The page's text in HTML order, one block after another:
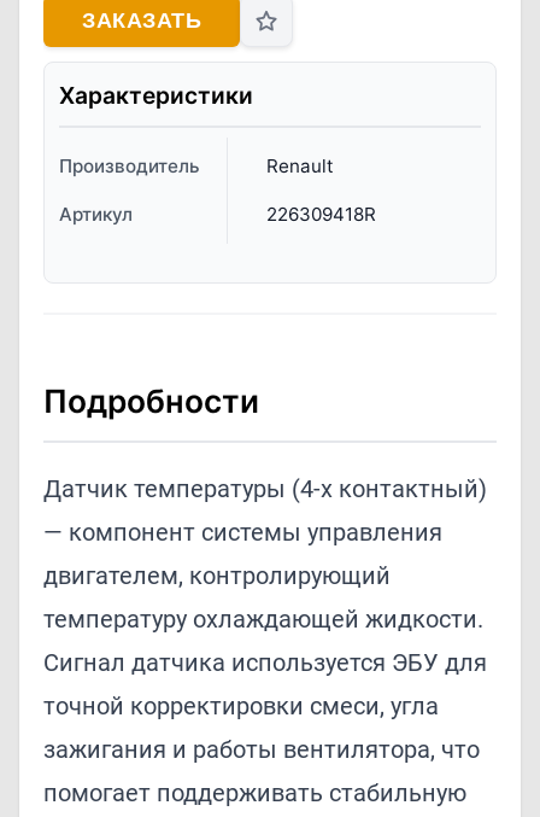
ЗАКАЗАТЬ
Характеристики
Производитель Renault
Артикул 226309418R
Подробности
Датчик температуры (4‑х контактный)
— компонент системы управления
двигателем, контролирующий
температуру охлаждающей жидкости.
Сигнал датчика используется ЭБУ для
точной корректировки смеси, угла
зажигания и работы вентилятора, что
помогает поддерживать стабильную